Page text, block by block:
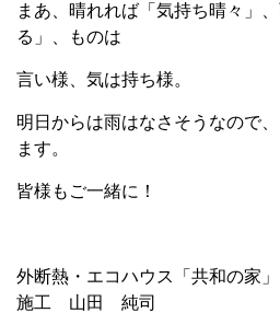
まあ、晴れれば「気持ち晴々」
る」、ものは
言い様、気は持ち様。
明日からは雨はなさそうなので
ます。
皆様もご一緒に！
外断熱・エコハウス「共和の家」
施工 山田 純司